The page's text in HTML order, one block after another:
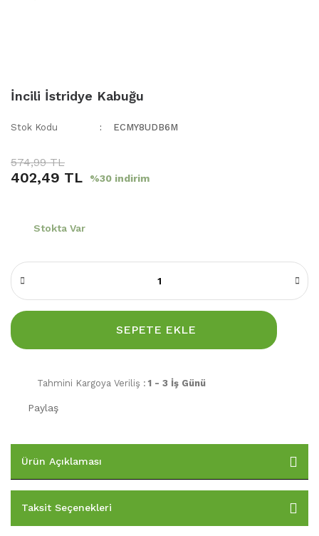
İncili İstridye Kabuğu
Stok Kodu ECMY8UDB6M
574,99 TL
402,49 TL %30 indirim
Stokta Var
SEPETE EKLE
Tahmini Kargoya Veriliş : 1 - 3 İş Günü
Paylaş
Ürün Açıklaması
Taksit Seçenekleri